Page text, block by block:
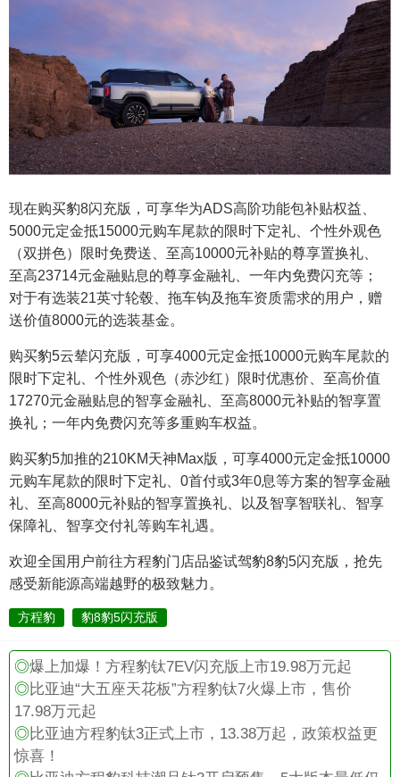
现在购买豹8闪充版，可享华为ADS高阶功能包补贴权益、
5000元定金抵15000元购车尾款的限时下定礼、个性外观色
（双拼色）限时免费送、至高10000元补贴的尊享置换礼、
至高23714元金融贴息的尊享金融礼、一年内免费闪充等；
对于有选装21英寸轮毂、拖车钩及拖车资质需求的用户，赠
送价值8000元的选装基金。
购买豹5云辇闪充版，可享4000元定金抵10000元购车尾款的
限时下定礼、个性外观色（赤沙红）限时优惠价、至高价值
17270元金融贴息的智享金融礼、至高8000元补贴的智享置
换礼；一年内免费闪充等多重购车权益。
购买豹5加推的210KM天神Max版，可享4000元定金抵10000
元购车尾款的限时下定礼、0首付或3年0息等方案的智享金融
礼、至高8000元补贴的智享置换礼、以及智享智联礼、智享
保障礼、智享交付礼等购车礼遇。
欢迎全国用户前往方程豹门店品鉴试驾豹8豹5闪充版，抢先
感受新能源高端越野的极致魅力。
方程豹 豹8豹5闪充版
◎爆上加爆！方程豹钛7EV闪充版上市19.98万元起
◎ 比亚迪“大五座天花板”方程豹钛7火爆上市，售价
17.98万元起
◎ 比亚迪方程豹钛3正式上市，13.38万起，政策权益更
惊喜！